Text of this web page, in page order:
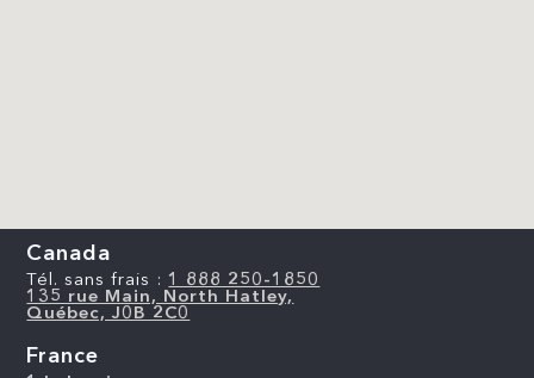
Canada
Tél. sans frais : 1 888 250-1850
135 rue Main, North Hatley,
Québec, J0B 2C0
France